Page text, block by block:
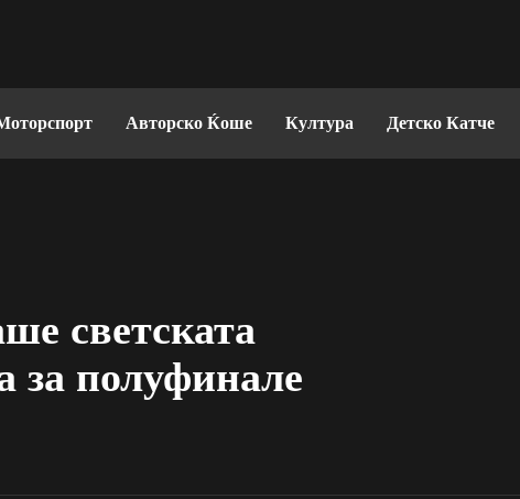
Авторско Ќоше Култура Детско Катче
светската
за полуфинале